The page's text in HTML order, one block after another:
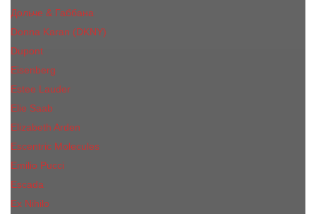
Дольче & Габбана
Donna Karan (DKNY)
Dupont
Eisenberg
Еsteе Lаudеr
Elie Saab
Elizabeth Arden
Escentric Molecules
Emilio Pucci
Escada
Ex Nihilo